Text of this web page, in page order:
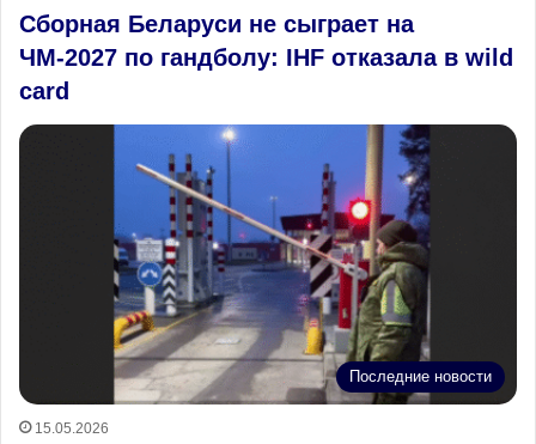
Сборная Беларуси не сыграет на
ЧМ-2027 по гандболу: IHF отказала в wild
card
Последние новости
15.05.2026